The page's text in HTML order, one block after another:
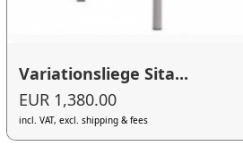
Variationsliege Sita...
EUR 1,380.00
incl. VAT, excl. shipping & fees